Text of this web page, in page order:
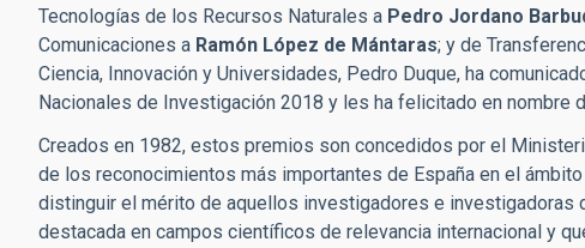
Tecnologías de los Recursos Naturales a Pedro Jordano
Comunicaciones a Ramón López de Mántaras; y de
Ciencia, Innovación y Universidades, Pedro Duque, ha
Nacionales de Investigación 2018 y les ha felicitado en nombre
Creados en 1982, estos premios son concedidos por el
de los reconocimientos más importantes de España en el
distinguir el mérito de aquellos investigadores e investigadoras
destacada en campos científicos de relevancia internacional y